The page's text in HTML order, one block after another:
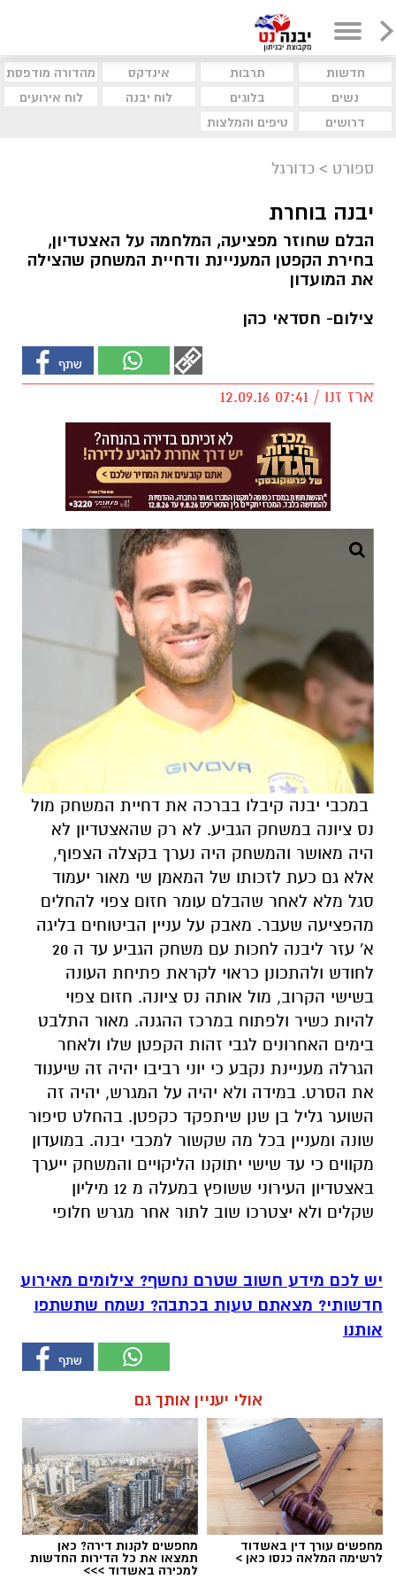
חדשות תרבות אינדקס
מהדורה מודפסת
נשים
בלוגים לוח יבנה
לוח אירועים
דרושים
טיפים והמלצות
ספורט > כדורגל
יבנה בוחרת
הבלם שחוזר מפציעה, המלחמה על האצטדיון,
בחירת הקפטן המעניינת ודחיית המשחק שהצילה
את המועדון
צילום- חסדאי כהן
ארז זנו / 07:41 12.09.16
במכבי יבנה קיבלו בברכה את דחיית המשחק מול
נס ציונה במשחק הגביע. לא רק שהאצטדיון לא
היה מאושר והמשחק היה נערך בקצלה הצפוף,
אלא גם כעת לזכותו של המאמן שי מאור יעמוד
סגל מלא לאחר שהבלם עומר חזום צפוי להחלים
מהפציעה שעבר. מאבק על עניין הביטוחים בליגה
א' עזר ליבנה לחכות עם משחק הגביע עד ה 20
לחודש ולהתכונן כראוי לקראת פתיחת העונה
בשישי הקרוב, מול אותה נס ציונה. חזום צפוי
להיות כשיר ולפתוח במרכז ההגנה. מאור התלבט
בימים האחרונים לגבי זהות הקפטן שלו ולאחר
הגרלה מעניינת נקבע כי יוני רביבו יהיה זה שיענוד
את הסרט. במידה ולא יהיה על המגרש, יהיה זה
השוער גליל בן שנן שיתפקד כקפטן. בהחלט סיפור
שונה ומעניין בכל מה שקשור למכבי יבנה. במועדון
מקווים כי עד שישי יתוקנו הליקויים והמשחק ייערך
באצטדיון העירוני ששופץ במעלה מ 12 מיליון
שקלים ולא יצטרכו שוב לתור אחר מגרש חלופי
יש לכם מידע חשוב שטרם נחשף? צילומים מאירוע
חדשותי? מצאתם טעות בכתבה? נשמח שתשתפו
אותנו
אולי יעניין אותך גם
מחפשים עורך דין באשדוד
לרשימה המלאה כנסו כאן >
מחפשים לקנות דירה? כאן
תמצאו את כל הדירות החדשות
למכירה באשדוד >>>